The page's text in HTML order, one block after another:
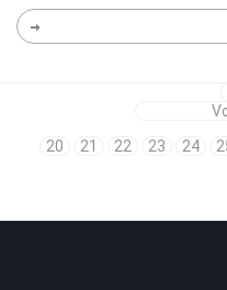
20
21 22 23 24